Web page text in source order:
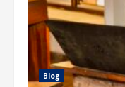
Blog